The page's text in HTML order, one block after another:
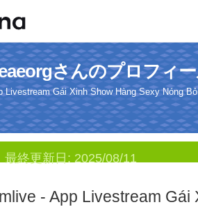
さんのプロフィ
Livestream Gái Xinh Show Hàng Sexy Nóng
最終更新日: 2025/08/11
- App Livestream Gái